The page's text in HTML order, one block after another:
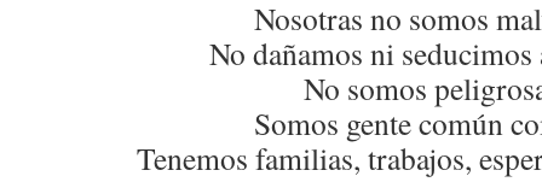
Nosotras no somos
No dañamos ni seducimos
No somos
Somos gente común
Tenemos familias, trabajos,